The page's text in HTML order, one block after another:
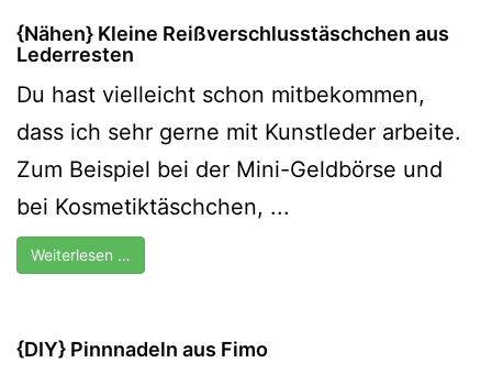
{Nähen} Kleine Reißverschlusstäschchen aus
Lederresten
Du hast vielleicht schon mitbekommen,
dass ich sehr gerne mit Kunstleder arbeite.
Zum Beispiel bei der Mini-Geldbörse und
bei Kosmetiktäschchen, ...
Weiterlesen …
{DIY} Pinnnadeln aus Fimo